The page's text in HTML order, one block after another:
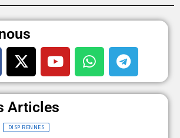
Articles
DISP RENNES